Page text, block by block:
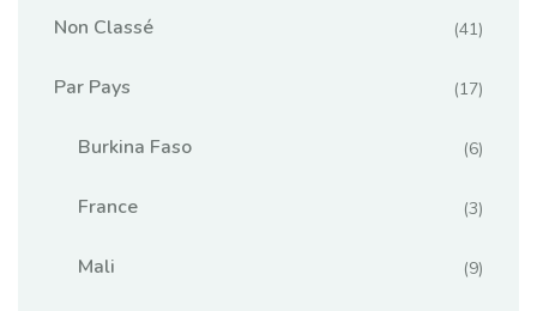
Non Classé (41)
Par Pays (17)
Burkina Faso (6)
France (3)
Mali (9)